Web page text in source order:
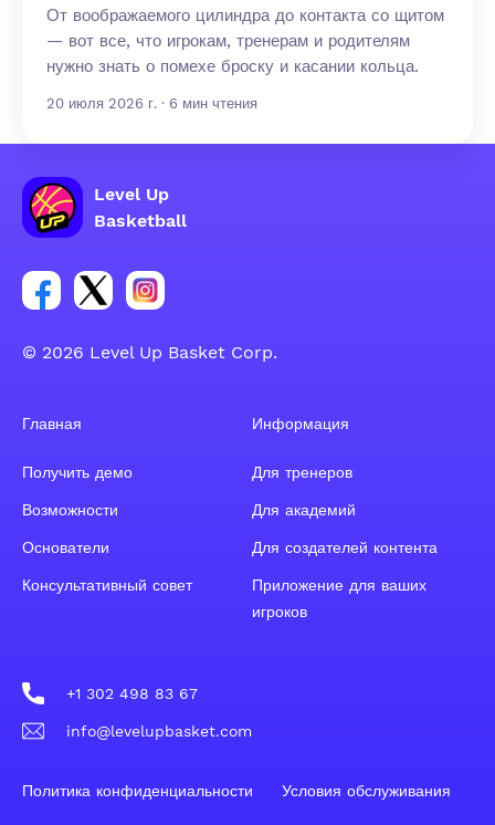
От воображаемого цилиндра до контакта со щитом
— вот все, что игрокам, тренерам и родителям
нужно знать о помехе броску и касании кольца.
20 июля 2026 г. · 6 мин чтения
Level Up
Basketball
Ссылка на группу Facebook
Ссылка на группу Tweeter
Ссылка на группу Instagram
© 2026 Level Up Basket Corp.
Главная
Получить демо
Возможности
Основатели
Консультативный совет
Информация
Для тренеров
Для академий
Для создателей контента
Приложение для ваших
игроков
+1 302 498 83 67
info@levelupbasket.com
Политика конфиденциальности Условия обслуживания